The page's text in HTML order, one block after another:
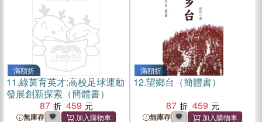
滿額折
11.綠茵育英才:高校足球運動
發展創新探索（簡體書）
87
459
無庫存
滿額折
12.望鄉台（簡體書）
87
459
無庫存